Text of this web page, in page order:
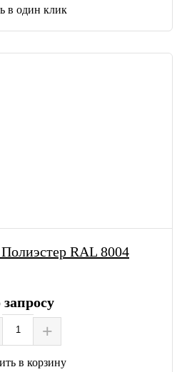
в один клик
RAL 8004
+
в корзину